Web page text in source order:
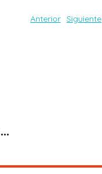
Certificación Avanzada en Constelaciones Familiares
Anterior Siguiente